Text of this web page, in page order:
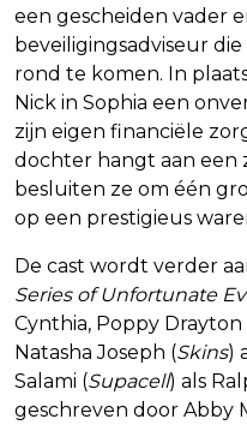
een gescheiden vader
beveiligingsadviseur
rond te komen. In
Nick in Sophia een
zijn eigen financiële
dochter hangt aan een
besluiten ze om één
op een prestigieus
De cast wordt verder
Series of Unfortunate
Cynthia, Poppy Drayton
Natasha Joseph (Skins)
Salami (Supacell) als
geschreven door Abby